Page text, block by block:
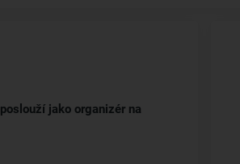
poslouží jako organizér na